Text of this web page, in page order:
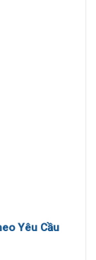
Yêu Cầu